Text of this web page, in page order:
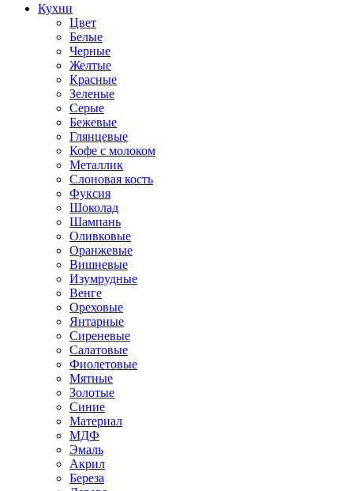
Кухни
Цвет
Белые
Черные
Желтые
Красные
Зеленые
Серые
Бежевые
Глянцевые
Кофе с молоком
Металлик
Слоновая кость
Фуксия
Шоколад
Шампань
Оливковые
Оранжевые
Вишневые
Изумрудные
Венге
Ореховые
Янтарные
Сиреневые
Салатовые
Фиолетовые
Мятные
Золотые
Синие
Материал
МДФ
Эмаль
Акрил
Береза